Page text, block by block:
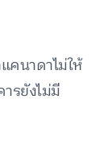
คนาดาไม่ให้
รยังไม่มี